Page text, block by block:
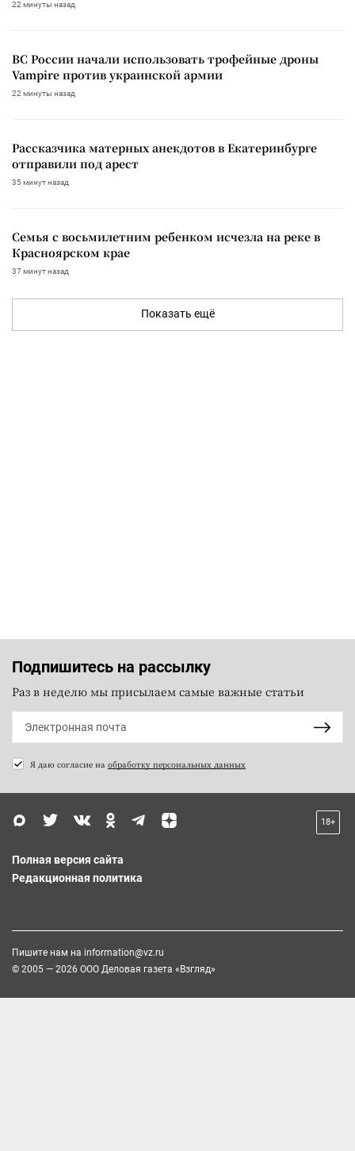
22 минуты назад
ВС России начали использовать трофейные дроны
Vampire против украинской армии
22 минуты назад
Рассказчика матерных анекдотов в Екатеринбурге
отправили под арест
35 минут назад
Семья с восьмилетним ребенком исчезла на реке в
Красноярском крае
37 минут назад
Показать ещё
Подпишитесь на рассылку
Раз в неделю мы присылаем самые важные статьи
Я даю согласие на обработку персональных данных
18+
Полная версия сайта
Редакционная политика
Пишите нам на information@vz.ru
© 2005 — 2026 ООО Деловая газета «Взгляд»